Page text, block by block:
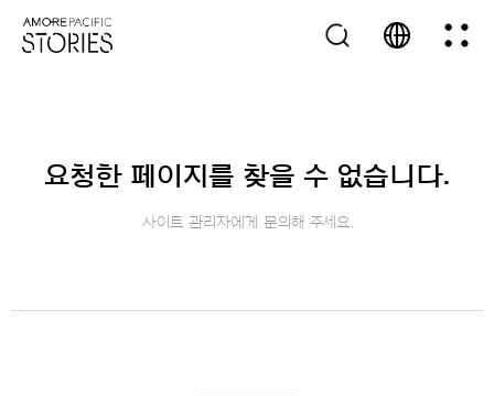
요청한 페이지를 찾을 수 없습니다.
사이트 관리자에게 문의해 주세요.